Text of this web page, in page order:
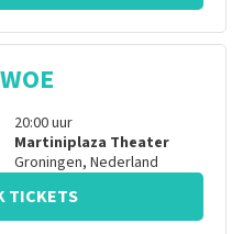
20:00uur
Martiniplaza Theater
Groningen, Nederland
TICKETS